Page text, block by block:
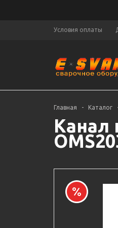
Условия оплаты
Главная - Каталог